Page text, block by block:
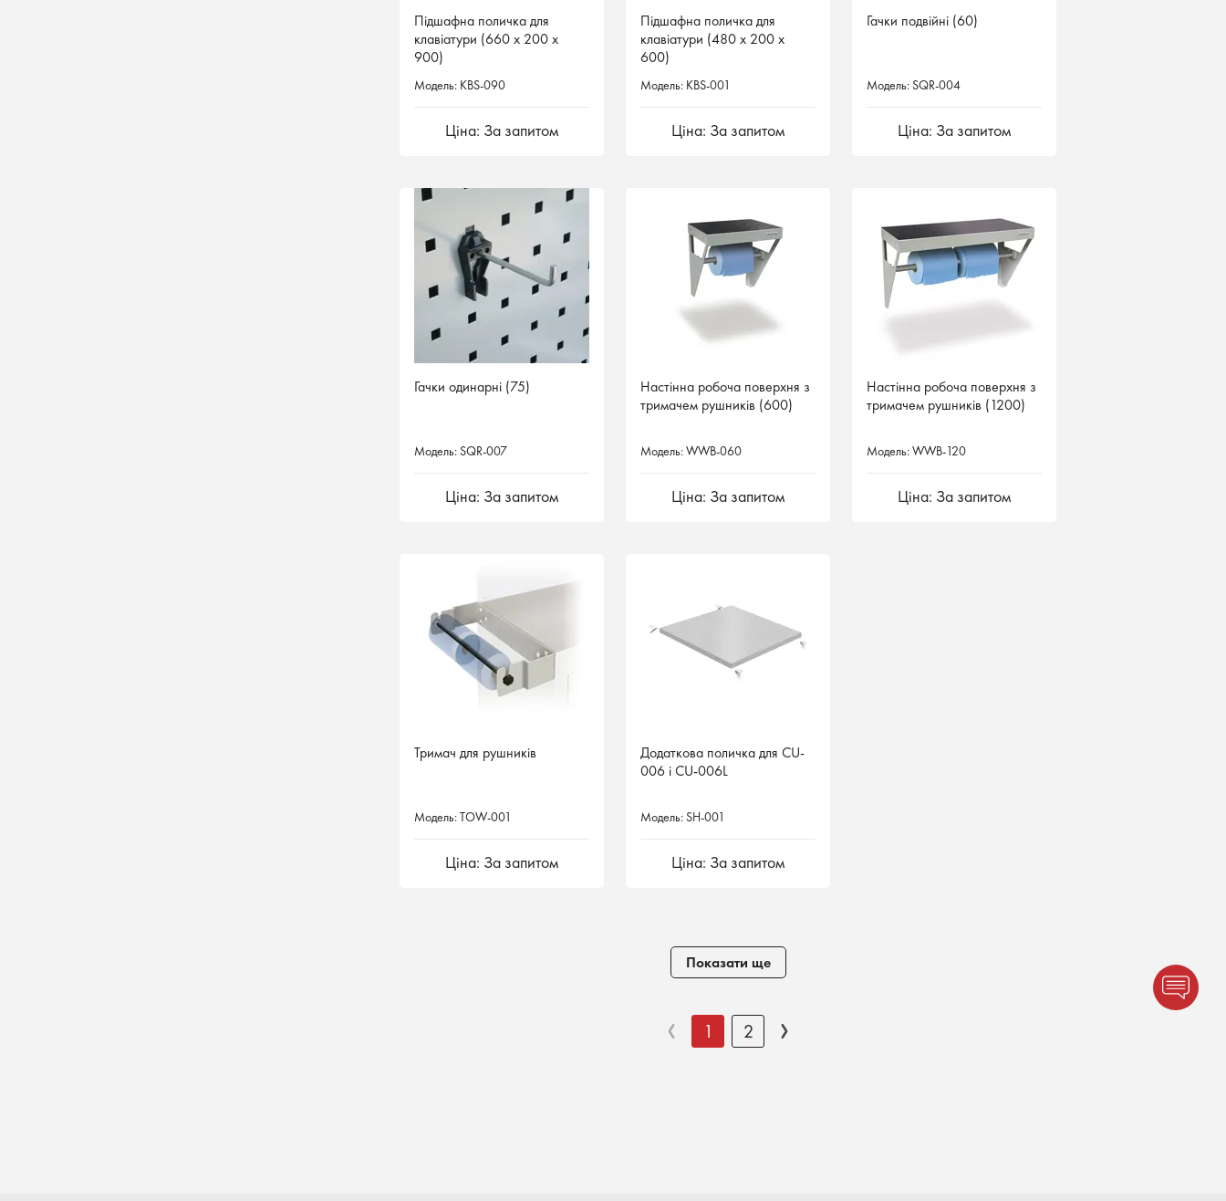
Підшафна поличка для
клавіатури (660 x 200 х
900)
Модель: KBS-090
Ціна: За запитом
Підшафна поличка для
клавіатури (480 x 200 х
600)
Модель: KBS-001
Ціна: За запитом
Гачки подвійні (60)
Модель: SQR-004
Ціна: За запитом
Гачки одинарні (75)
Модель: SQR-007
Ціна: За запитом
Настінна робоча поверхня з
тримачем рушників (600)
Модель: WWB-060
Ціна: За запитом
Настінна робоча поверхня з
тримачем рушників (600)
Модель: WWB-060
Ціна: За запитом
Настінна робоча поверхня з
тримачем рушників (1200)
Модель: WWB-120
Ціна: За запитом
Настінна робоча поверхня з
тримачем рушників (1200)
Модель: WWB-120
Ціна: За запитом
Тримач для рушників
Модель: TOW-001
Ціна: За запитом
Додаткова поличка для CU-
006 і CU-006L
Модель: SH-001
Ціна: За запитом
Показати ще
1 2